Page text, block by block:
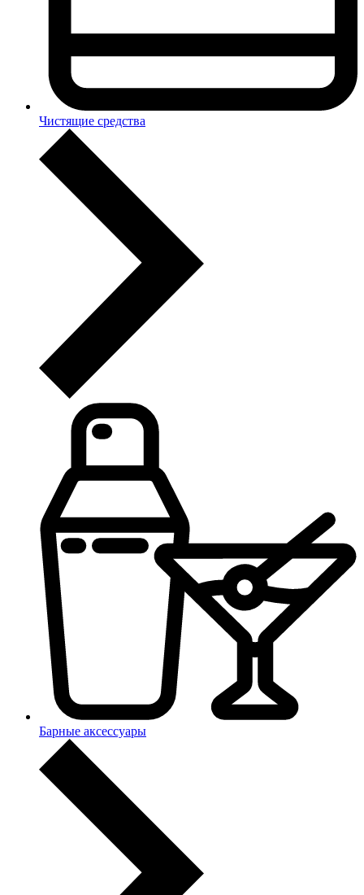
Чистящие средства
Барные аксессуары